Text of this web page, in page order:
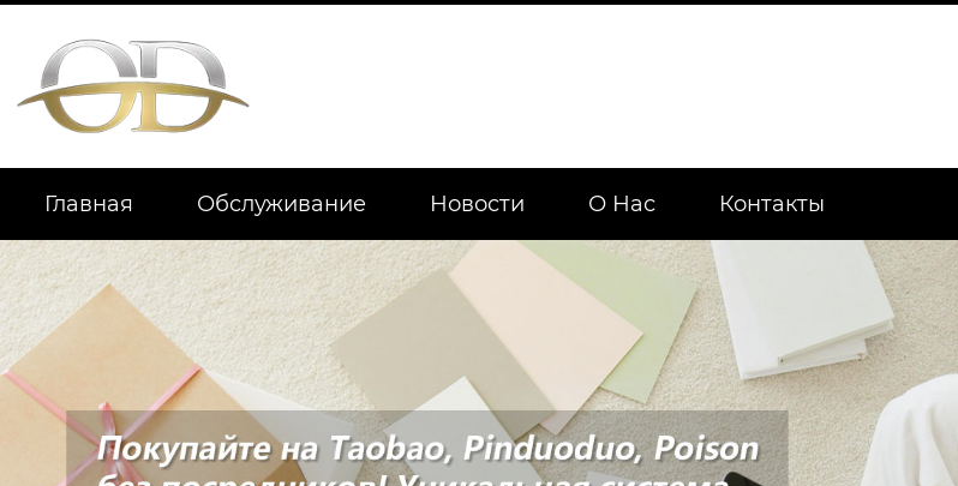
Главная Обслуживание Новости О Нас Контакты